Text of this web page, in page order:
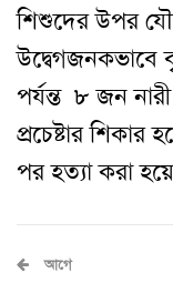
শিশুদের উপর
উদ্বেগজনকভাবে
পর্যন্ত ৮ জন
প্রচেষ্টার
পর হত্যা করা
আগে